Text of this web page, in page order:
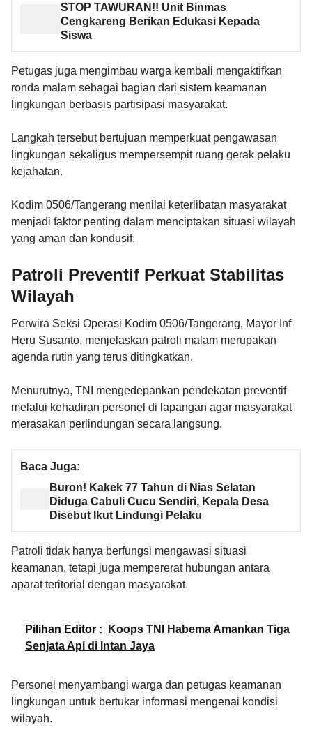
STOP TAWURAN!! Unit Binmas
Cengkareng Berikan Edukasi Kepada
Siswa
Petugas juga mengimbau warga kembali mengaktifkan
ronda malam sebagai bagian dari sistem keamanan
lingkungan berbasis partisipasi masyarakat.
Langkah tersebut bertujuan memperkuat pengawasan
lingkungan sekaligus mempersempit ruang gerak pelaku
kejahatan.
Kodim 0506/Tangerang menilai keterlibatan masyarakat
menjadi faktor penting dalam menciptakan situasi wilayah
yang aman dan kondusif.
Patroli Preventif Perkuat Stabilitas
Wilayah
Perwira Seksi Operasi Kodim 0506/Tangerang, Mayor Inf
Heru Susanto, menjelaskan patroli malam merupakan
agenda rutin yang terus ditingkatkan.
Menurutnya, TNI mengedepankan pendekatan preventif
melalui kehadiran personel di lapangan agar masyarakat
merasakan perlindungan secara langsung.
Baca Juga:
Buron! Kakek 77 Tahun di Nias Selatan
Diduga Cabuli Cucu Sendiri, Kepala Desa
Disebut Ikut Lindungi Pelaku
Patroli tidak hanya berfungsi mengawasi situasi
keamanan, tetapi juga mempererat hubungan antara
aparat teritorial dengan masyarakat.
Pilihan Editor :
Koops TNI Habema Amankan Tiga
Senjata Api di Intan Jaya
Personel menyambangi warga dan petugas keamanan
lingkungan untuk bertukar informasi mengenai kondisi
wilayah.